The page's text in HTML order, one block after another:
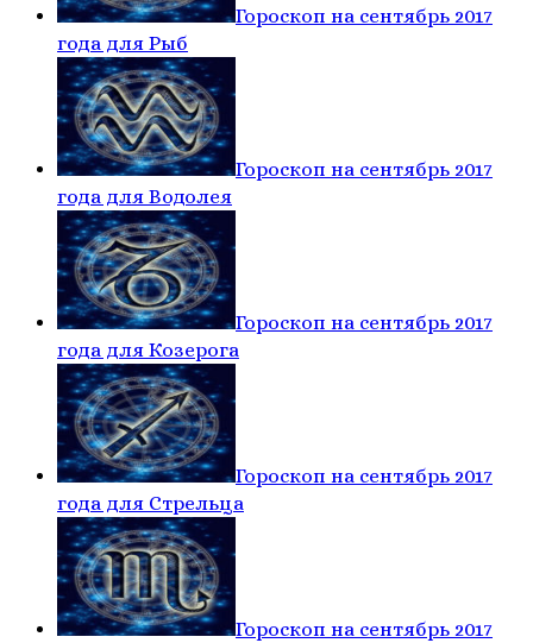
Гороскоп на сентябрь 2017
года для Рыб
Гороскоп на сентябрь 2017
года для Водолея
Гороскоп на сентябрь 2017
года для Козерога
Гороскоп на сентябрь 2017
года для Стрельца
Гороскоп на сентябрь 2017